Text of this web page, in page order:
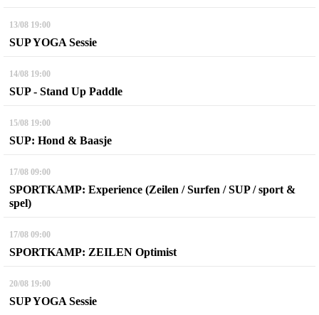
13/08 19:00
SUP YOGA Sessie
14/08 19:00
SUP - Stand Up Paddle
15/08 19:00
SUP: Hond & Baasje
17/08 09:00
SPORTKAMP: Experience (Zeilen / Surfen / SUP / sport &
spel)
17/08 09:00
SPORTKAMP: ZEILEN Optimist
20/08 19:00
SUP YOGA Sessie